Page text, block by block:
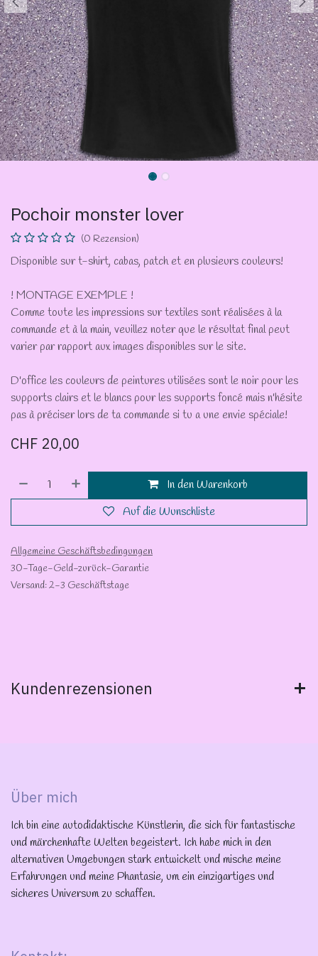
Pochoir monster lover
(0 Rezension)
Disponible sur t-shirt, cabas, patch et en plusieurs couleurs!
! MONTAGE EXEMPLE !
Comme toute les impressions sur textiles sont réalisées à la
commande et à la main, veuillez noter que le résultat final peut
varier par rapport aux images disponibles sur le site.
D'office les couleurs de peintures utilisées sont le noir pour les
supports clairs et le blancs pour les supports foncé mais n'hésite
pas à préciser lors de ta commande si tu a une envie spéciale!
CHF 20,00
In den Warenkorb
Auf die Wunschliste
Allgemeine Geschäftsbedingungen
30-Tage-Geld-zurück-Garantie
Versand: 2-3 Geschäftstage
Kundenrezensionen
Über mich
Ich bin eine autodidaktische Künstlerin, die sich für fantastische
und märchenhafte Welten begeistert. Ich habe mich in den
alternativen Umgebungen stark entwickelt und mische meine
Erfahrungen und meine Phantasie, um ein einzigartiges und
sicheres Universum zu schaffen.